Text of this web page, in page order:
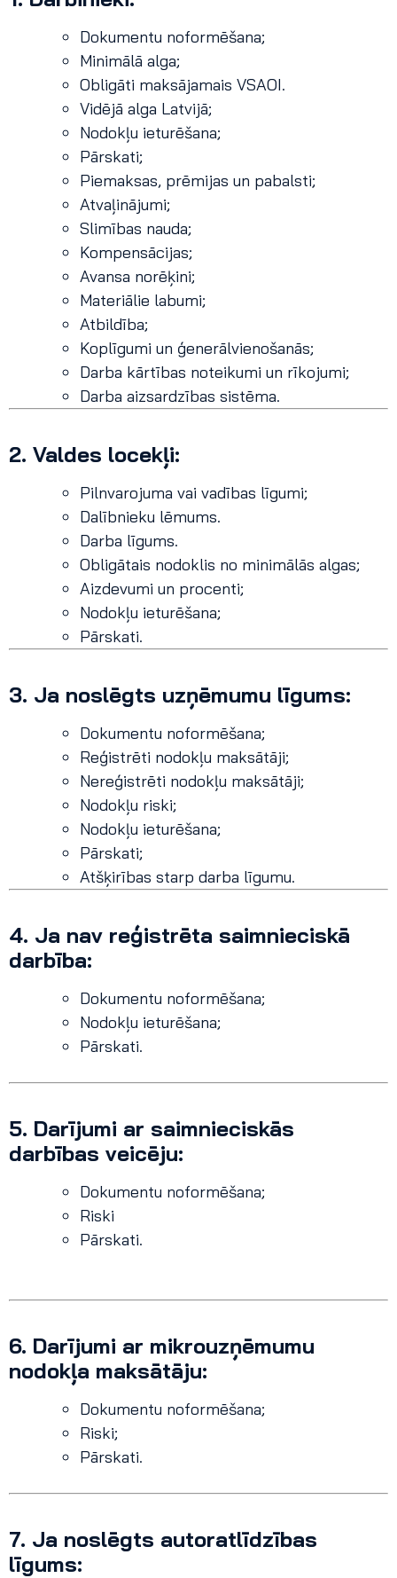
Dokumentu noformēšana;
Minimālā alga;
Obligāti maksājamais VSAOI.
Vidējā alga Latvijā;
Nodokļu ieturēšana;
Pārskati;
Piemaksas, prēmijas un pabalsti;
Atvaļinājumi;
Slimības nauda;
Kompensācijas;
Avansa norēķini;
Materiālie labumi;
Atbildība;
Koplīgumi un ģenerālvienošanās;
Darba kārtības noteikumi un rīkojumi;
Darba aizsardzības sistēma.
2. Valdes locekļi:
Pilnvarojuma vai vadības līgumi;
Dalībnieku lēmums.
Darba līgums.
Obligātais nodoklis no minimālās algas;
Aizdevumi un procenti;
Nodokļu ieturēšana;
Pārskati.
3. Ja noslēgts uzņēmumu līgums:
Dokumentu noformēšana;
Reģistrēti nodokļu maksātāji;
Nereģistrēti nodokļu maksātāji;
Nodokļu riski;
Nodokļu ieturēšana;
Pārskati;
Atšķirības starp darba līgumu.
4. Ja nav reģistrēta saimnieciskā
darbība:
Dokumentu noformēšana;
Nodokļu ieturēšana;
Pārskati.
5. Darījumi ar saimnieciskās
darbības veicēju:
Dokumentu noformēšana;
Riski
Pārskati.
6. Darījumi ar mikrouzņēmumu
nodokļa maksātāju:
Dokumentu noformēšana;
Riski;
Pārskati.
7. Ja noslēgts autoratlīdzības
līgums: